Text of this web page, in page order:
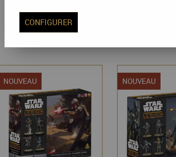
Tous nos produits
NOUVEAU NOUVEAU
CONFIGURER